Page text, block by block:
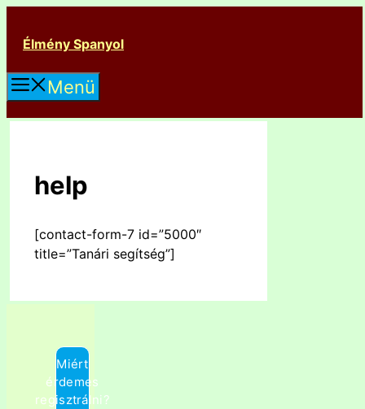
tartalomba
Élmény Spanyol
Menü
help
[contact-form-7 id=”5000″
title=”Tanári segítség”]
Miért
érdemes
regisztrálni?